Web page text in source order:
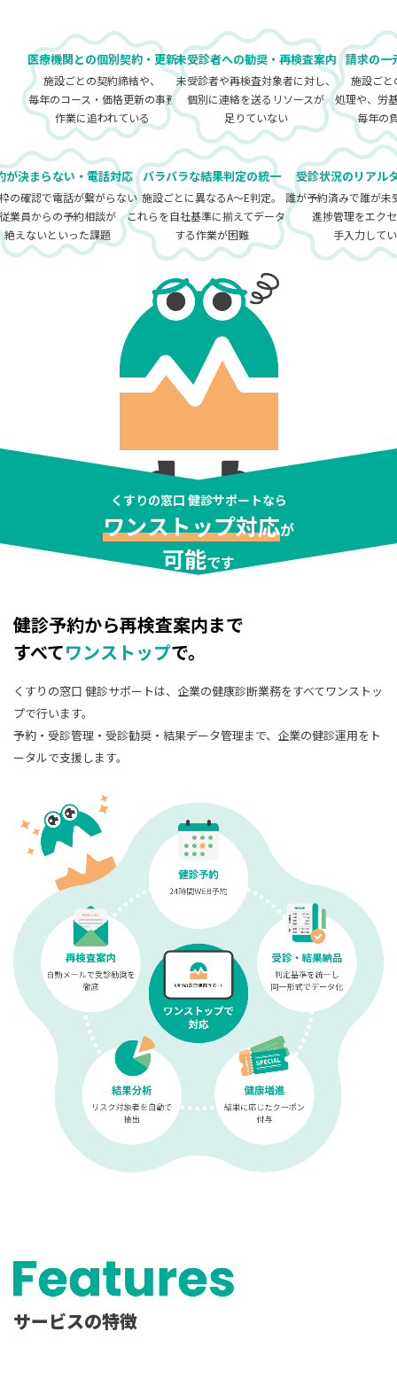
医療機関との個別契約・更新
施設ごとの契約締結や、
毎年のコース・価格更新の事務
作業に追われている
が決まらない・電話対応
の確認で電話が繋がらない
従業員からの予約相談が
絶えないといった課題
未受診者への勧奨・再検査案内
未受診者や再検査対象者に対し、
個別に連絡を送るリソースが
足りていない
バラバラな結果判定の統一
施設ごとに異なるA〜E判定。
これらを自社基準に揃えてデータ化
する作業が困難
請求の一
施設ごと
処理や、労
毎年の
受診状況のリアル
誰が予約済みで誰が未
進捗管理をエク
手入力して
くすりの窓口 健診サポートなら
ワンストップ対応が
可能です
健診予約から再検査案内まで
すべてワンストップで。
くすりの窓口 健診サポートは、企業の健康診断業務をすべてワンストッ
プで行います。
予約・受診管理・受診勧奨・結果データ管理まで、企業の健診運用をト
ータルで支援します。
サービスの特徴